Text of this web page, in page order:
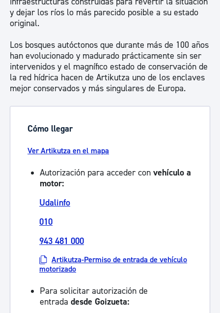
y dejar los ríos lo más parecido posible a su estado
original.
Los bosques autóctonos que durante más de 100 años
han evolucionado y madurado prácticamente sin ser
intervenidos y el magnífico estado de conservación de
la red hídrica hacen de Artikutza uno de los enclaves
mejor conservados y más singulares de Europa.
Cómo llegar
Ver Artikutza en el mapa
Autorización para acceder con vehículo a
motor:
Udalinfo
010
943 481 000
Artikutza-Permiso de entrada de vehículo
motorizado
Para solicitar autorización de
entrada desde Goizueta: